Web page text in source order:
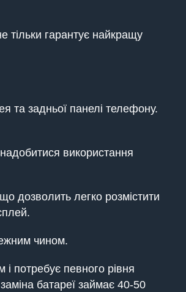
тільки гарантує найкращу
та задньої панелі телефону.
використання
дозволить легко розмістити
чином.
потребує певного рівня
заміна батареї займає 40-50